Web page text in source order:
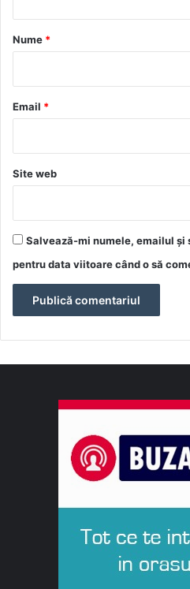
r
*
Nume *
Email *
Site web
Salvează-mi numele, emailul
pentru data viitoare când o să